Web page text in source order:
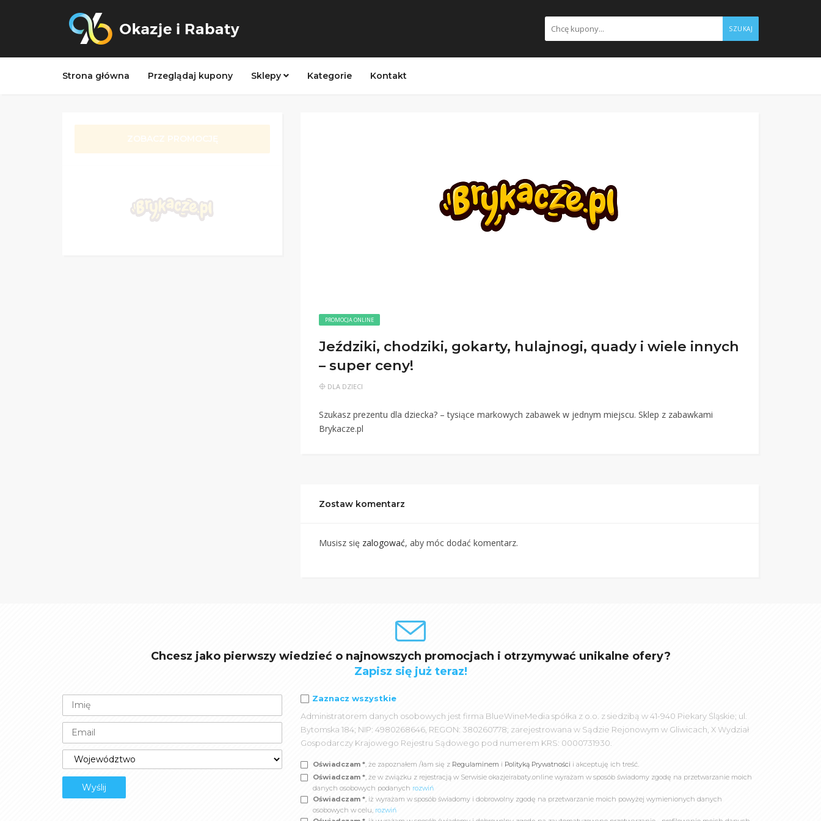
SZUKAJ
Strona główna Przeglądaj kupony Sklepy Kategorie Kontakt
ZOBACZ PROMOCJĘ
PROMOCJA ONLINE
Jeździki, chodziki, gokarty, hulajnogi, quady i wiele innych
– super ceny!
DLA DZIECI
Szukasz prezentu dla dziecka? – tysiące markowych zabawek w jednym miejscu. Sklep z zabawkami
Brykacze.pl
Zostaw komentarz
Musisz się zalogować, aby móc dodać komentarz.
Chcesz jako pierwszy wiedzieć o najnowszych promocjach i otrzymywać unikalne ofery?
Zapisz się już teraz!
Zaznacz wszystkie
Administratorem danych osobowych jest firma BlueWineMedia spółka z o.o. z siedzibą w 41-940 Piekary Śląskie; ul.
Bytomska 184; NIP: 4980268646, REGON: 380260778; zarejestrowana w Sądzie Rejonowym w Gliwicach, X Wydział
Gospodarczy Krajowego Rejestru Sądowego pod numerem KRS: 0000731930.
Oświadczam *, że zapoznałem /łam się z Regulaminem i Polityką Prywatności i akceptuję ich treść.
Oświadczam *, że w związku z rejestracją w Serwisie okazjeirabaty.online wyrażam w sposób świadomy zgodę na przetwarzanie moich
danych osobowych podanych rozwiń
Oświadczam *, iż wyrażam w sposób świadomy i dobrowolny zgodę na przetwarzanie moich powyżej wymienionych danych
osobowych w celu, rozwiń